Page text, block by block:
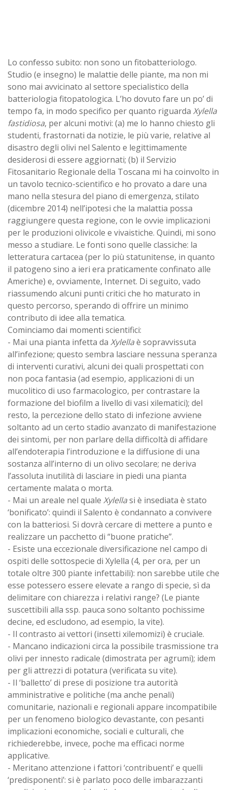
Lo confesso subito: non sono un fitobatteriologo.
Studio (e insegno) le malattie delle piante, ma non mi
sono mai avvicinato al settore specialistico della
batteriologia fitopatologica. L’ho dovuto fare un po’ di
tempo fa, in modo specifico per quanto riguarda Xylella
fastidiosa, per alcuni motivi: (a) me lo hanno chiesto gli
studenti, frastornati da notizie, le più varie, relative al
disastro degli olivi nel Salento e legittimamente
desiderosi di essere aggiornati; (b) il Servizio
Fitosanitario Regionale della Toscana mi ha coinvolto in
un tavolo tecnico-scientifico e ho provato a dare una
mano nella stesura del piano di emergenza, stilato
(dicembre 2014) nell’ipotesi che la malattia possa
raggiungere questa regione, con le ovvie implicazioni
per le produzioni olivicole e vivaistiche. Quindi, mi sono
messo a studiare. Le fonti sono quelle classiche: la
letteratura cartacea (per lo più statunitense, in quanto
il patogeno sino a ieri era praticamente confinato alle
Americhe) e, ovviamente, Internet. Di seguito, vado
riassumendo alcuni punti critici che ho maturato in
questo percorso, sperando di offrire un minimo
contributo di idee alla tematica.
Cominciamo dai momenti scientifici:
- Mai una pianta infetta da Xylellaè sopravvissuta
all’infezione; questo sembra lasciare nessuna speranza
di interventi curativi, alcuni dei quali prospettati con
non poca fantasia (ad esempio, applicazioni di un
mucolitico di uso farmacologico, per contrastare la
formazione del biofilm a livello di vasi xilematici); del
resto, la percezione dello stato di infezione avviene
soltanto ad un certo stadio avanzato di manifestazione
dei sintomi, per non parlare della difficoltà di affidare
all’endoterapia l’introduzione e la diffusione di una
sostanza all’interno di un olivo secolare; ne deriva
l’assoluta inutilità di lasciare in piedi una pianta
certamente malata o morta.
- Mai un areale nel quale Xylellasi è insediata è stato
‘bonificato’: quindi il Salento è condannato a convivere
con la batteriosi. Si dovrà cercare di mettere a punto e
realizzare un pacchetto di “buone pratiche”.
- Esiste una eccezionale diversificazione nel campo di
ospiti delle sottospecie di Xylella (4, per ora, per un
totale oltre 300 piante infettabili): non sarebbe utile che
esse potessero essere elevate a rango di specie, sì da
delimitare con chiarezza i relativi range? (Le piante
suscettibili alla ssp. pauca sono soltanto pochissime
decine, ed escludono, ad esempio, la vite).
- Il contrasto ai vettori (insetti xilemomizi) è cruciale.
- Mancano indicazioni circa la possibile trasmissione tra
olivi per innesto radicale (dimostrata per agrumi); idem
per gli attrezzi di potatura (verificata su vite).
- Il ‘balletto’ di prese di posizione tra autorità
amministrative e politiche (ma anche penali)
comunitarie, nazionali e regionali appare incompatibile
per un fenomeno biologico devastante, con pesanti
implicazioni economiche, sociali e culturali, che
richiederebbe, invece, poche ma efficaci norme
applicative.
- Meritano attenzione i fattori ‘contribuenti’ e quelli
‘predisponenti’: si è parlato poco delle imbarazzanti